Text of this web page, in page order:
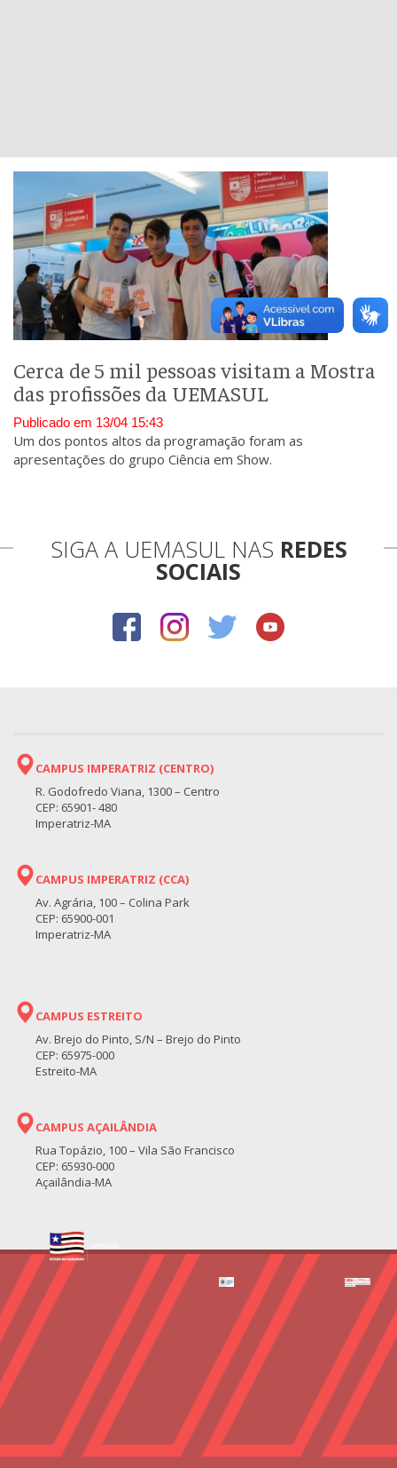
Cerca de 5 mil pessoas visitam a Mostra
das profissões da UEMASUL
Publicado em 13/04 15:43
Um dos pontos altos da programação foram as
apresentações do grupo Ciência em Show.
SIGA A UEMASUL NAS REDES
SOCIAIS
CAMPUS IMPERATRIZ (CENTRO)
R. Godofredo Viana, 1300 – Centro
CEP: 65901- 480
Imperatriz-MA
CAMPUS IMPERATRIZ (CCA)
Av. Agrária, 100 – Colina Park
CEP: 65900-001
Imperatriz-MA
CAMPUS ESTREITO
Av. Brejo do Pinto, S/N – Brejo do Pinto
CEP: 65975-000
Estreito-MA
CAMPUS AÇAILÂNDIA
Rua Topázio, 100 – Vila São Francisco
CEP: 65930-000
Açailândia-MA